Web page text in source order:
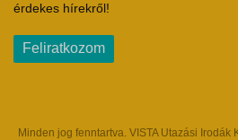
érdekes hírekről!
Feliratkozom
Minden jog fenntartva. VISTA Utazási Irodák